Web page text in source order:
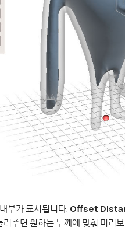
부가 표시됩니다. Offset
주면 원하는 두께에 맞춰 미리